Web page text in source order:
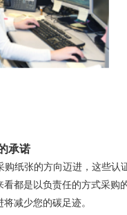
承诺
购纸张的方向迈进，这些认
都是以负责任的方式采购
减少您的碳足迹。